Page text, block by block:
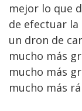
mejor lo que
de efectuar la
un dron de
mucho más
mucho más
mucho más